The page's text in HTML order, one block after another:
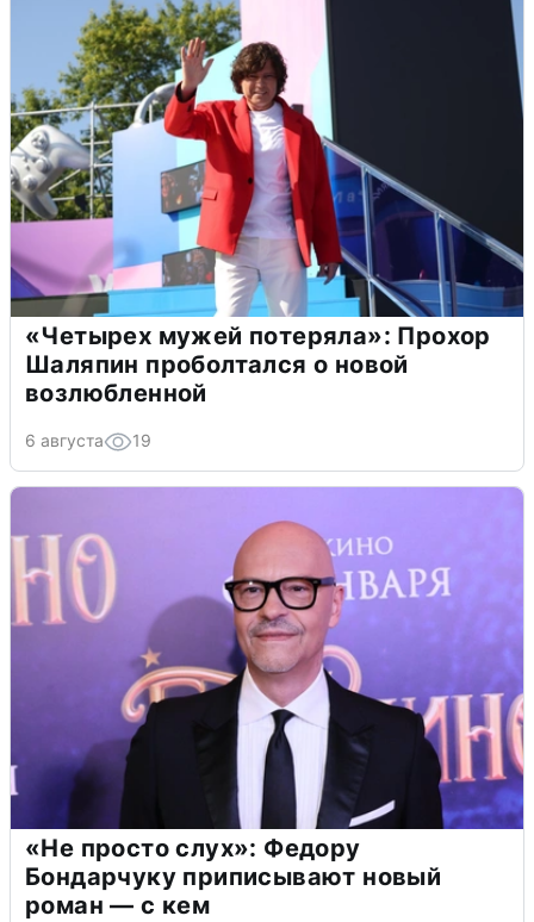
«Четырех мужей потеряла»: Прохор
Шаляпин проболтался о новой
возлюбленной
6 августа 19
«Не просто слух»: Федору
Бондарчуку приписывают новый
роман — с кем